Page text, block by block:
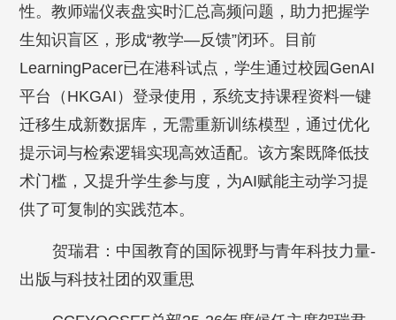
性。教师端仪表盘实时汇总高频问题，助力把握学
生知识盲区，形成“教学—反馈”闭环。目前
LearningPacer已在港科试点，学生通过校园GenAI
平台（HKGAI）登录使用，系统支持课程资料一键
迁移生成新数据库，无需重新训练模型，通过优化
提示词与检索逻辑实现高效适配。该方案既降低技
术门槛，又提升学生参与度，为AI赋能主动学习提
供了可复制的实践范本。
贺瑞君：中国教育的国际视野与青年科技力量-
出版与科技社团的双重思